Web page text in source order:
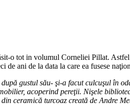
o tot in volumul Corneliei Pillat.
ani de la data la care ea fusese
gustul său- şi-a facut culcuşul în
acoperind pereţii. Nişele
ceramică turcoaz creată de Andre